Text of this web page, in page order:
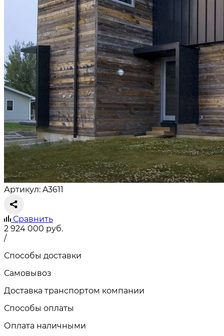
Артикул: A3611
Сравнить
2 924 000 руб.
/
Способы доставки
Самовывоз
Доставка транспортом компании
Способы оплаты
Оплата наличными